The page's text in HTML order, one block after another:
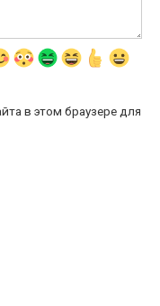
в этом браузере для